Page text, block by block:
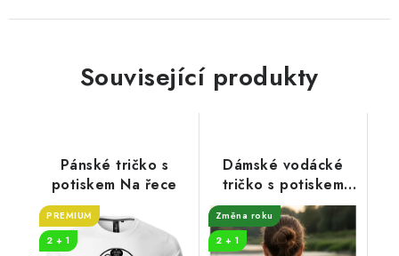
Související produkty
Pánské tričko s
potiskem Na řece
PREMIUM
2 + 1
Dámské vodácké
tričko s potiskem
Otava
Změna roku
2 + 1